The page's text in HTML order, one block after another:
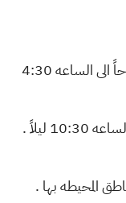
( الشفت الصباحي ) من الساعه 10 صباحاً الى الساعه 4:30